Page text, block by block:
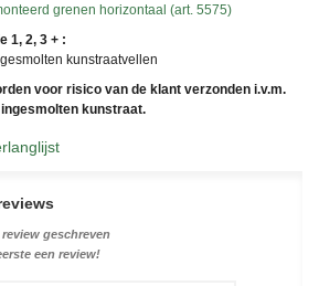
grenen horizontaal (art. 5575)
1, 2, 3 + :
kunstraatvellen
voor risico van de klant verzonden i.v.m.
kunstraat.
geschreven
een review!